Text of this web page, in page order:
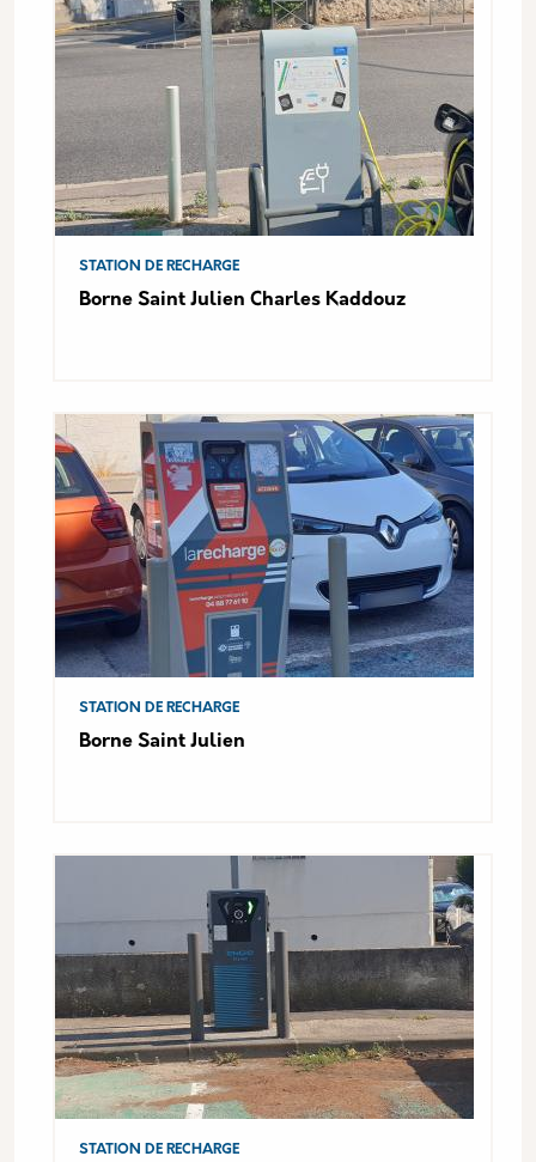
STATION DE RECHARGE
Borne Saint Julien Charles Kaddouz
STATION DE RECHARGE
Borne Saint Julien
STATION DE RECHARGE